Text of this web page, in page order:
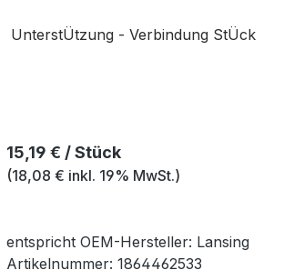
UnterstÜtzung - Verbindung StÜck
Regulärer Preis:
15,19 € / Stück
(18,08 € inkl. 19% MwSt.)
entspricht OEM-Hersteller: Lansing
Artikelnummer: 1864462533